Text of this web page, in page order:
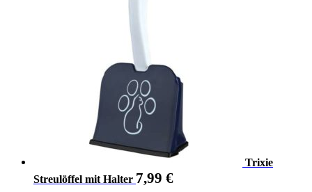
Trixie
Streulöffel mit Halter 7,99 €